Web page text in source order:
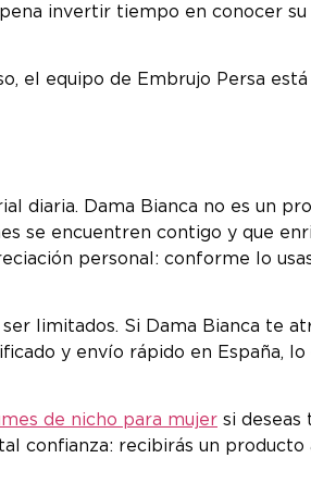
invertir tiempo en conocer
el equipo de Embrujo Persa
diaria. Dama Bianca no es un
se encuentren contigo y que
personal: conforme lo
limitados. Si Dama Bianca te
y envío rápido en España, lo
de nicho para mujer si deseas
confianza: recibirás un producto